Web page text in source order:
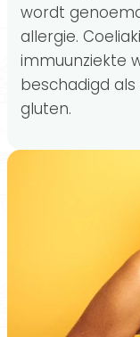
wordt
allergie.
immuunziekte
beschadigd
gluten.